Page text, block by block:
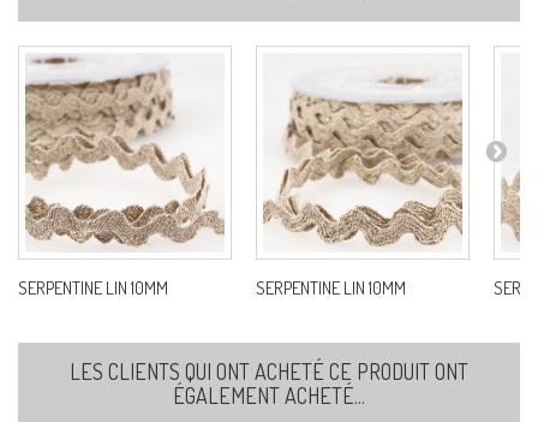
SERPENTINE LIN 10MM SERPENTINE LIN 10MM
LES CLIENTS QUI ONT ACHETÉ CE PRODUIT ONT
ÉGALEMENT ACHETÉ...